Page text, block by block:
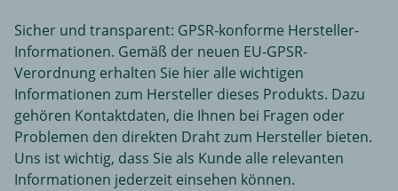
Sicher und transparent: GPSR-konforme Hersteller-
Informationen. Gemäß der neuen EU-GPSR-
Verordnung erhalten Sie hier alle wichtigen
Informationen zum Hersteller dieses Produkts. Dazu
gehören Kontaktdaten, die Ihnen bei Fragen oder
Problemen den direkten Draht zum Hersteller bieten.
Uns ist wichtig, dass Sie als Kunde alle relevanten
Informationen jederzeit einsehen können.